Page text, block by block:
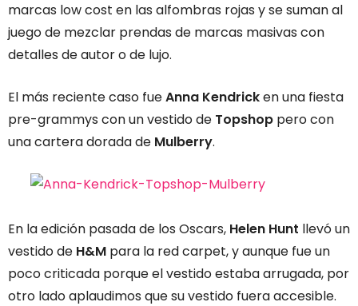
marcas low cost en las alfombras rojas y se suman al
juego de mezclar prendas de marcas masivas con
detalles de autor o de lujo.
El más reciente caso fueAnna Kendricken una fiesta
pre-grammys con un vestido de Topshop pero con
una cartera dorada de Mulberry.
En la edición pasada de los Oscars, Helen Hunt llevó un
vestido de H&M para la red carpet, y aunque fue un
poco criticada porque el vestido estaba arrugada, por
otro lado aplaudimos que su vestido fuera accesible.